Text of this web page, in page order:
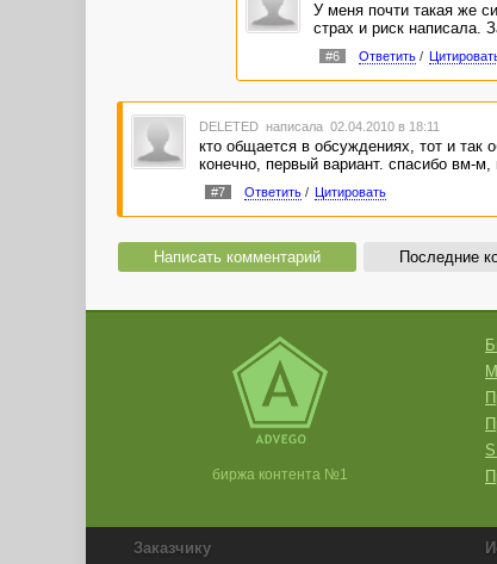
У меня почти такая же
страх и риск написала.
#6 Ответить/
DELETED написала 02.04.2010 в 18:11
кто общается в обсуждениях, тот и
конечно, первый вариант. спасибо вм-м,
#7 Ответить/ Цитировать
Написать комментарий Последние
биржа контента №1
Заказчику